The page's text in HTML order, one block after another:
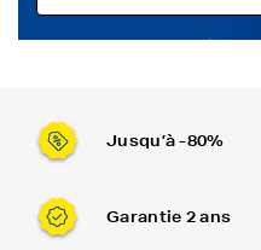
Jusqu’à -80%
Garantie 2 ans